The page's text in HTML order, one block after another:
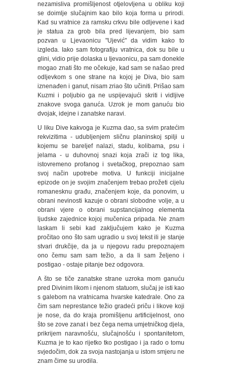
nezamisliva promišljenost otjelovljena u obliku koji
se doimlje slučajnim kao bilo koja forma u prirodi.
Kad su vratnice za ramsku crkvu bile odljevene i kad
je statua za grob bila pred lijevanjem, bio sam
pozvan u Ljevaonicu "Ujević" da vidim kako to
izgleda. Iako sam fotografiju vratnica, dok su bile u
glini, vidio prije dolaska u Ijevaonicu, pa sam donekle
mogao znati što me očekuje, kad sam se našao pred
odljevkom s one strane na kojoj je Diva, bio sam
iznenađen i ganut, nisam zriao što učiniti. Prišao sam
Kuzmi i poljubio ga ne uspijevajući skriti i vidljive
znakove svoga ganuća. Uzrok je mom ganuću bio
dvojak, idejne i zanatske naravi.
U liku Dive kakvoga je Kuzma dao, sa svim pratećim
rekvizitima - udubljenjem sličnu planinskoj spilji u
kojemu se bareljef nalazi, stadu, kolibama, psu i
jelama - u duhovnoj snazi koja zrači iz tog lika,
istovremeno profanog i svetačkog, prepoznao sam
svoj način upotrebe motiva. U funkciji inicijalne
epizode on je svojim značenjem trebao prožeti cijelu
romanesknu građu, značenjem koje, da ponovim, u
obrani nevinosti kazuje o obrani slobodne volje, a u
obrani vjere o obrani supstancijalnog elementa
ljudske zajednice kojoj mučenica pripada. Ne znam
laskam li sebi kad zaključujem kako je Kuzma
pročitao ono što sam ugradio u svoj tekst ili je stanje
stvari drukčije, da ja u njegovu radu prepoznajem
ono čemu sam sam težio, a da li sam željeno i
postigao - ostaje pitanje bez odgovora.
A što se tiče zanatske strane uzroka mom ganuću
pred Divinim likom i njenom statuom, slučaj je isti kao
s galebom na vratnicama hvarske katedrale. Ono za
čim sam neprestance težio gradeći priču i likove koji
je nose, da do kraja promišljenu artificijelnost, ono
što se zove zanat i bez čega nema umjetničkog djela,
prikrijem naravnošću, slučajnošću i spontanitetom,
Kuzma je to kao rijetko tko postigao i ja rado o tomu
svjedočim, dok za svoja nastojanja u istom smjeru ne
znam čime su urodila.